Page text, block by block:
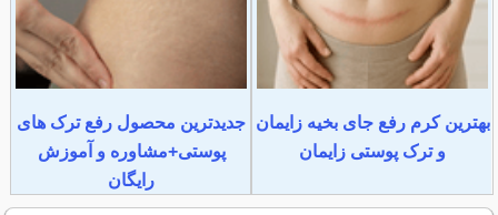
بهترین کرم رفع جای بخیه زایمان
و ترک پوستی زایمان
جدیدترین محصول رفع ترک های
پوستی+مشاوره و آموزش
رایگان